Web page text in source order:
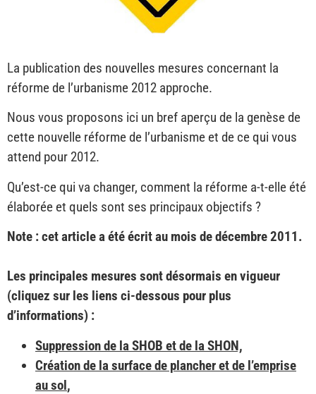
La publication des nouvelles mesures concernant la
réforme de l’urbanisme 2012 approche.
Nous vous proposons ici un bref aperçu de la genèse de
cette nouvelle réforme de l’urbanisme et de ce qui vous
attend pour 2012.
Qu’est-ce qui va changer, comment la réforme a-t-elle été
élaborée et quels sont ses principaux objectifs ?
Note : cet article a été écrit au mois de décembre 2011.
Les principales mesures sont désormais en vigueur
(cliquez sur les liens ci-dessous pour plus
d’informations) :
Suppression de la SHOB et de la SHON,
Création de la surface de plancher et de l’emprise
au sol,